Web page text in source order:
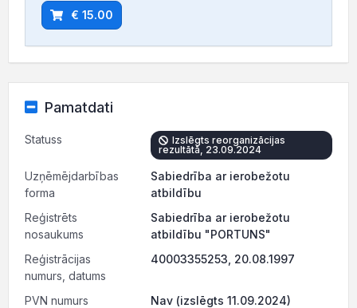
€ 15.00
Pamatdati
Statuss
Izslēgts reorganizācijas
rezultātā, 23.09.2024
Uzņēmējdarbības
forma
Sabiedrība ar ierobežotu
atbildību
Reģistrēts
nosaukums
Sabiedrība ar ierobežotu
atbildību "PORTUNS"
Reģistrācijas
numurs, datums
40003355253, 20.08.1997
PVN numurs
Nav (izslēgts 11.09.2024)